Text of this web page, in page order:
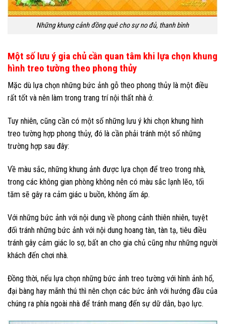
Những khung cảnh đồng quê cho sự no đủ, thanh bình
Một số lưu ý gia chủ cần quan tâm khi lựa chọn khung
hình treo tường theo phong thủy
Mặc dù lựa chọn những bức ảnh gỗ theo phong thủy là một điều
rất tốt và nên làm trong trang trí nội thất nhà ở.
Tuy nhiên, cũng cần có một số những lưu ý khi chọn khung hình
treo tường hợp phong thủy, đó là cần phải tránh một số những
trường hợp sau đây:
Về màu sắc, những khung ảnh được lựa chọn để treo trong nhà,
trong các không gian phòng không nên có màu sắc lạnh lẽo, tối
tăm sẽ gây ra cảm giác u buồn, không ấm áp.
Với những bức ảnh với nội dung về phong cảnh thiên nhiên, tuyệt
đối tránh những bức ảnh với nội dung hoang tàn, tàn tạ, tiêu điều
tránh gây cảm giác lo sợ, bất an cho gia chủ cũng như những người
khách đến chơi nhà.
Đồng thời, nếu lựa chọn những bức ảnh treo tường với hình ảnh hổ,
đại bàng hay mãnh thú thì nên chọn các bức ảnh với hướng đầu của
chúng ra phía ngoài nhà để tránh mang đến sự dữ dằn, bạo lực.